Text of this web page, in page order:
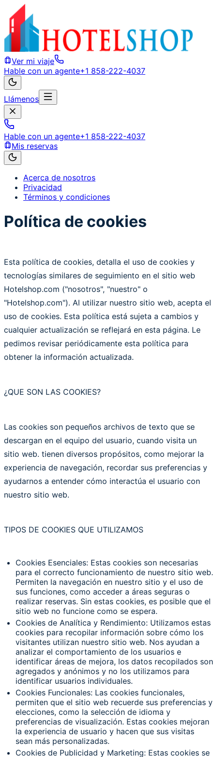
Ver mi viaje
Hable con un agente+1 858-222-4037
Llámenos
Hable con un agente+1 858-222-4037
Mis reservas
Acerca de nosotros
Privacidad
Términos y condiciones
Política de cookies
Esta política de cookies, detalla el uso de cookies y
tecnologías similares de seguimiento en el sitio web
Hotelshop.com ("nosotros", "nuestro" o
"Hotelshop.com"). Al utilizar nuestro sitio web, acepta el
uso de cookies. Esta política está sujeta a cambios y
cualquier actualización se reflejará en esta página. Le
pedimos revisar periódicamente esta política para
obtener la información actualizada.
¿QUE SON LAS COOKIES?
Las cookies son pequeños archivos de texto que se
descargan en el equipo del usuario, cuando visita un
sitio web. tienen diversos propósitos, como mejorar la
experiencia de navegación, recordar sus preferencias y
ayudarnos a entender cómo interactúa el usuario con
nuestro sitio web.
TIPOS DE COOKIES QUE UTILIZAMOS
Cookies Esenciales: Estas cookies son necesarias
para el correcto funcionamiento de nuestro sitio web.
Permiten la navegación en nuestro sitio y el uso de
sus funciones, como acceder a áreas seguras o
realizar reservas. Sin estas cookies, es posible que el
sitio web no funcione como se espera.
Cookies de Analítica y Rendimiento: Utilizamos estas
cookies para recopilar información sobre cómo los
visitantes utilizan nuestro sitio web. Nos ayudan a
analizar el comportamiento de los usuarios e
identificar áreas de mejora, los datos recopilados son
agregados y anónimos y no los utilizamos para
identificar usuarios individuales.
Cookies Funcionales: Las cookies funcionales,
permiten que el sitio web recuerde sus preferencias y
elecciones, como la selección de idioma y
preferencias de visualización. Estas cookies mejoran
la experiencia de usuario y hacen que sus visitas
sean más personalizadas.
Cookies de Publicidad y Marketing: Estas cookies se